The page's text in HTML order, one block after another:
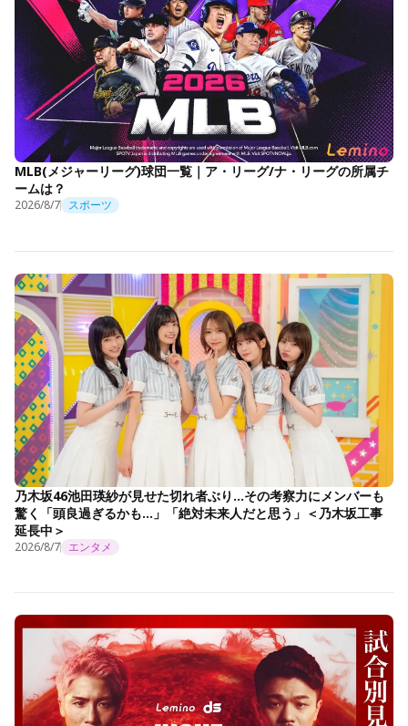
MLB(メジャーリーグ)球団一覧｜ア・リーグ/ナ・リーグの所属チ
ームは？
2026/8/7 スポーツ
乃木坂46池田瑛紗が見せた切れ者ぶり…その考察力にメンバーも
驚く「頭良過ぎるかも…」「絶対未来人だと思う」＜乃木坂工事
延長中＞
2026/8/7 エンタメ